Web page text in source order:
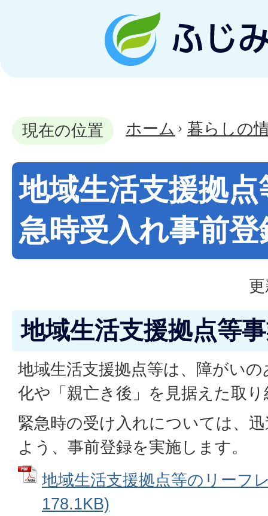
現在の位置 ホーム 暮らしの
地域生活支援拠
急時受入れ事前登
地域生活支援拠点等
地域生活支援拠点等は、障がい
化や「親亡き後」を見据えた取
緊急時の受け入れについては、
よう、事前登録を実施します。
地域生活支援拠点等のリーフ
178.1KB)